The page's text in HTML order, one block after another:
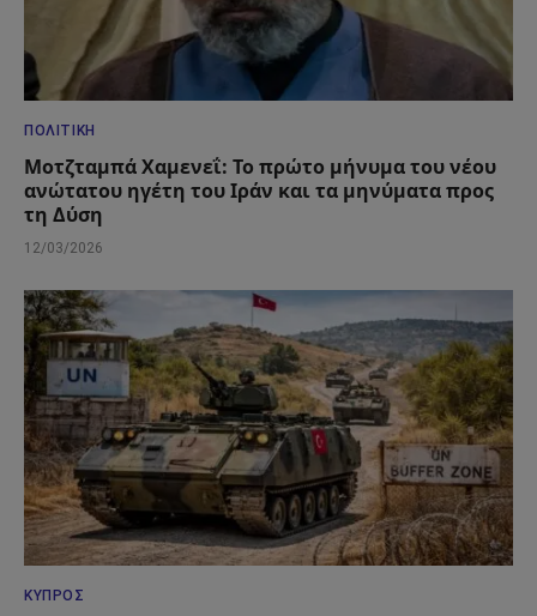
ΠΟΛΙΤΙΚΉ
Μοτζταμπά Χαμενεΐ: Το πρώτο μήνυμα του νέου
ανώτατου ηγέτη του Ιράν και τα μηνύματα προς
τη Δύση
12/03/2026
ΚΎΠΡΟΣ